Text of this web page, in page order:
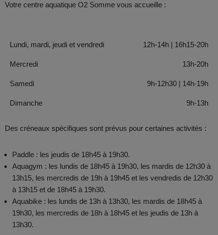
Votre centre aquatique O2 Somme vous accueille :
Lundi, mardi, jeudi et vendredi 12h-14h | 16h15-20h
Mercredi 13h-20h
Samedi 9h-12h30 | 14h-19h
Dimanche 9h-13h
Des créneaux spécifiques sont prévus pour certaines activités :
Paddle : les jeudis de 18h45 à 19h30.
Aquagym : les lundis de 18h45 à 19h30, les mardis de 12h30 à
13h15, les mercredis de 19h à 19h45 et les vendredis de 12h30
à 13h15 et de 18h45 à 19h30.
Aquabike : les lundis de 13h à 13h30, les mardis de 18h45 à
19h30, les mercredis de 18h à 18h45 et les jeudis de 13h à
13h30.